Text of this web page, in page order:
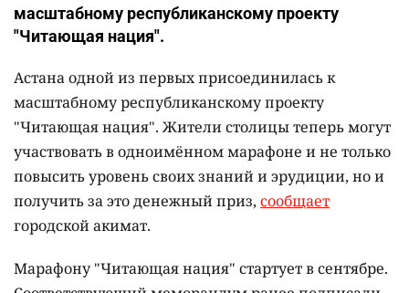
масштабному республиканскому проекту
"Читающая нация".
Астана одной из первых присоединилась к
масштабному республиканскому проекту
"Читающая нация". Жители столицы теперь могут
участвовать в одноимённом марафоне и не только
повысить уровень своих знаний и эрудиции, но и
получить за это денежный приз, сообщает
городской акимат.
Марафону "Читающая нация" стартует в сентябре.